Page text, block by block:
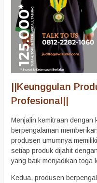
Keunggulan
Profesional
Menjalin kemitraan dengan
berpengalaman
produsen umumnya
setiap produk dijahit
yang baik menjadikan toga
Kedua, produsen